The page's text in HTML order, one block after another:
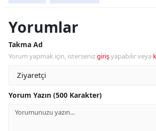
Yorumlar
Takma Ad
Yorum yapmak için, istersenizgirişyapabilir veya
Yorum Yazın (500 Karakter)